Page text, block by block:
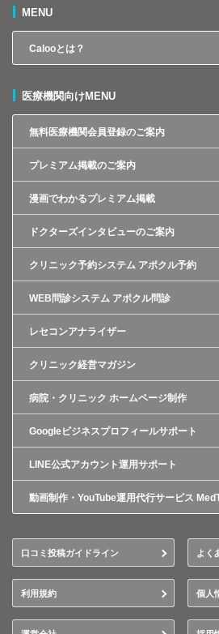
MENU
Calooとは？
医療機関向けMENU
無料医療機関会員登録のご案内
プレミアム掲載のご案内
漫画でわかるプレミアム掲載
ドクターズインタビューのご案内
クリニック予約システム アポクル予約
WEB問診システム アポクル問診
レセコンアナライザー
クリニック経営マガジン
病院・クリニック ホームページ制作
Googleビジネスプロフィールサポート
LINE公式アカウント運用サポート
動画制作・YouTube運用代行サービス
口コミ投稿ガイドライン よく
利用規約 個人